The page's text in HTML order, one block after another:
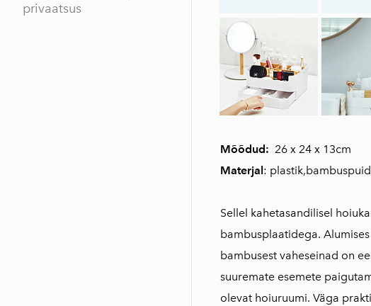
privaatsus
Mõõdud: 26 x 24 x 13cm
Materjal :
Sellel kahetasandilisel
bambusplaatidega.
bambusest vaheseinad on
suuremate esemete
olevat hoiuruumi. Väga